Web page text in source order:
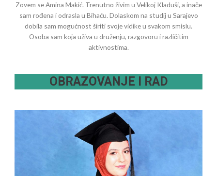
Zovem se Amina Makić. Trenutno živim u Velikoj Kladuši, a inače
sam rođena i odrasla u Bihaću. Dolaskom na studij u Sarajevo
dobila sam mogućnost širiti svoje vidike u svakom smislu.
Osoba sam koja uživa u druženju, razgovoru i različitim
aktivnostima.
OBRAZOVANJE I RAD